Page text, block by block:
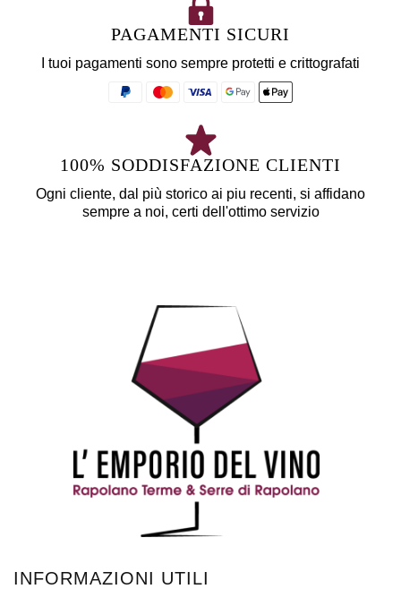
PAGAMENTI SICURI
I tuoi pagamenti sono sempre protetti e crittografati
100% SODDISFAZIONE CLIENTI
Ogni cliente, dal più storico ai piu recenti, si affidano
sempre a noi, certi dell'ottimo servizio
INFORMAZIONI UTILI